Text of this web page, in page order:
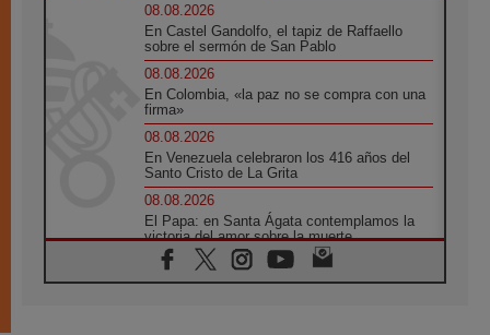
08.08.2026
En Castel Gandolfo, el tapiz de Raffaello
sobre el sermón de San Pablo
08.08.2026
En Colombia, «la paz no se compra con una
firma»
08.08.2026
En Venezuela celebraron los 416 años del
Santo Cristo de La Grita
08.08.2026
El Papa: en Santa Ágata contemplamos la
victoria del amor sobre la muerte
08.08.2026
León XIV visitará el Santuario de la Madre